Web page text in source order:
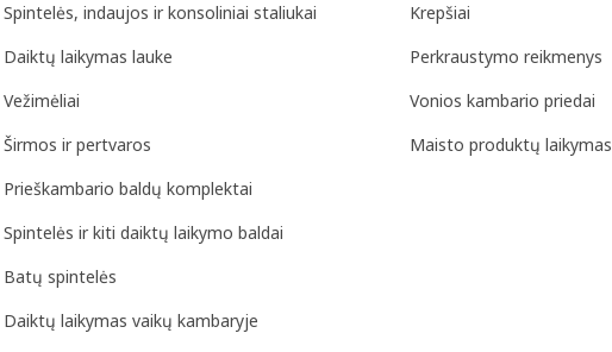
Spintelės, indaujos ir konsoliniai staliukai
Daiktų laikymas lauke
Vežimėliai
Širmos ir pertvaros
Prieškambario baldų komplektai
Spintelės ir kiti daiktų laikymo baldai
Batų spintelės
Daiktų laikymas vaikų kambaryje
Krepšiai
Perkraustymo reikmenys
Vonios kambario priedai
Maisto produktų laikymas